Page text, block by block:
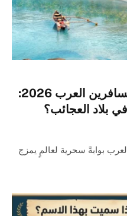
دليل السياحة في الهند للمسافرين العرب 2026:
بلاد العجائب؟
بوابةً سحرية لعالمٍ يمزج